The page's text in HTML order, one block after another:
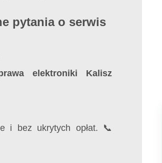
pytania o serwis
elektroniki Kalisz
i bez ukrytych opłat. 📞